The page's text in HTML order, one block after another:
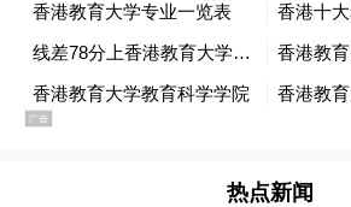
承再创造。
热点新闻